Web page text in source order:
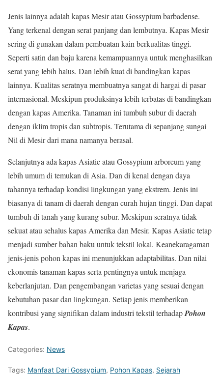
Jenis lainnya adalah kapas Mesir atau Gossypium barbadense.
Yang terkenal dengan serat panjang dan lembutnya. Kapas Mesir
sering di gunakan dalam pembuatan kain berkualitas tinggi.
Seperti satin dan baju karena kemampuannya untuk menghasilkan
serat yang lebih halus. Dan lebih kuat di bandingkan kapas
lainnya. Kualitas seratnya membuatnya sangat di hargai di pasar
internasional. Meskipun produksinya lebih terbatas di bandingkan
dengan kapas Amerika. Tanaman ini tumbuh subur di daerah
dengan iklim tropis dan subtropis. Terutama di sepanjang sungai
Nil di Mesir dari mana namanya berasal.
Selanjutnya ada kapas Asiatic atau Gossypium arboreum yang
lebih umum di temukan di Asia. Dan di kenal dengan daya
tahannya terhadap kondisi lingkungan yang ekstrem. Jenis ini
biasanya di tanam di daerah dengan curah hujan tinggi. Dan dapat
tumbuh di tanah yang kurang subur. Meskipun seratnya tidak
sekuat atau sehalus kapas Amerika dan Mesir. Kapas Asiatic tetap
menjadi sumber bahan baku untuk tekstil lokal. Keanekaragaman
jenis-jenis pohon kapas ini menunjukkan adaptabilitas. Dan nilai
ekonomis tanaman kapas serta pentingnya untuk menjaga
keberlanjutan. Dan pengembangan varietas yang sesuai dengan
kebutuhan pasar dan lingkungan. Setiap jenis memberikan
kontribusi yang signifikan dalam industri tekstil terhadapPohon
Kapas.
Categories: News
Tags: Manfaat Dari Gossypium, Pohon Kapas, Sejarah